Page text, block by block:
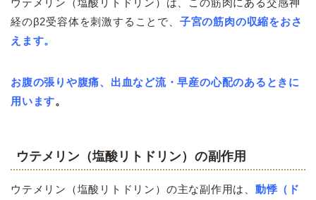
ウテメリン（塩酸リトドリン ）は、 この筋肉にある交感神
経のβ2受容体を刺激することで、 子宮の筋肉の収縮をおさ
えます。
お腹の張りや腹痛、出血など流・早産の心配のあるときに
用います。
ウテメリン（塩酸リトドリン）の副作用
ウテメリン（塩酸リトドリン ）の主な副作用は、 動悸（ド